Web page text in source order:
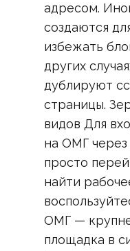
адресом.
создаются
избежать
других
дублируют
страницы.
видов Для
на ОМГ
просто
найти
ОМГ —
площадка в